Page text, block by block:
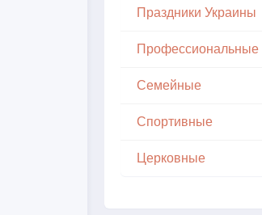
Праздники Украины
Профессиональные
Семейные
Спортивные
Церковные